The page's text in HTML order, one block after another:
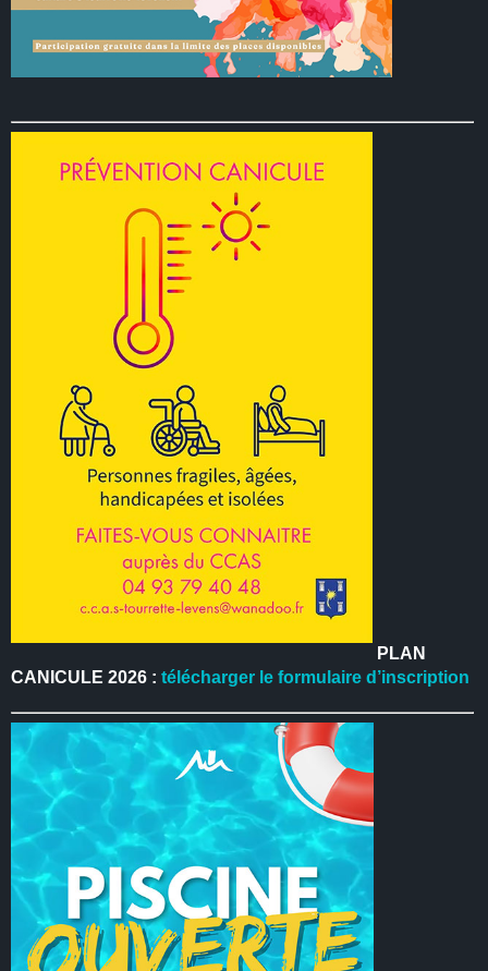
PLAN
CANICULE 2026 :télécharger le formulaire d’inscription